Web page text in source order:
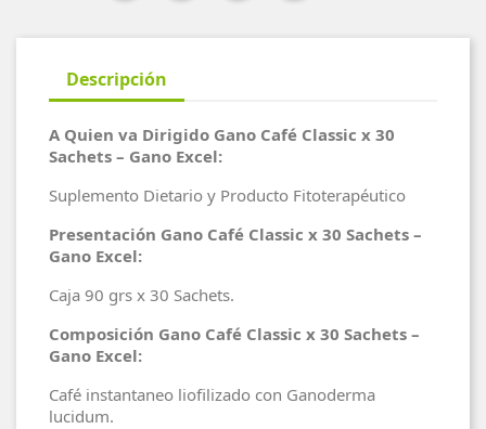
Descripción
A Quien va Dirigido Gano Café Classic x 30
Sachets – Gano Excel:
Suplemento Dietario y Producto Fitoterapéutico
Presentación Gano Café Classic x 30 Sachets –
Gano Excel:
Caja 90 grs x 30 Sachets.
Composición Gano Café Classic x 30 Sachets –
Gano Excel:
Café instantaneo liofilizado con Ganoderma
lucidum.